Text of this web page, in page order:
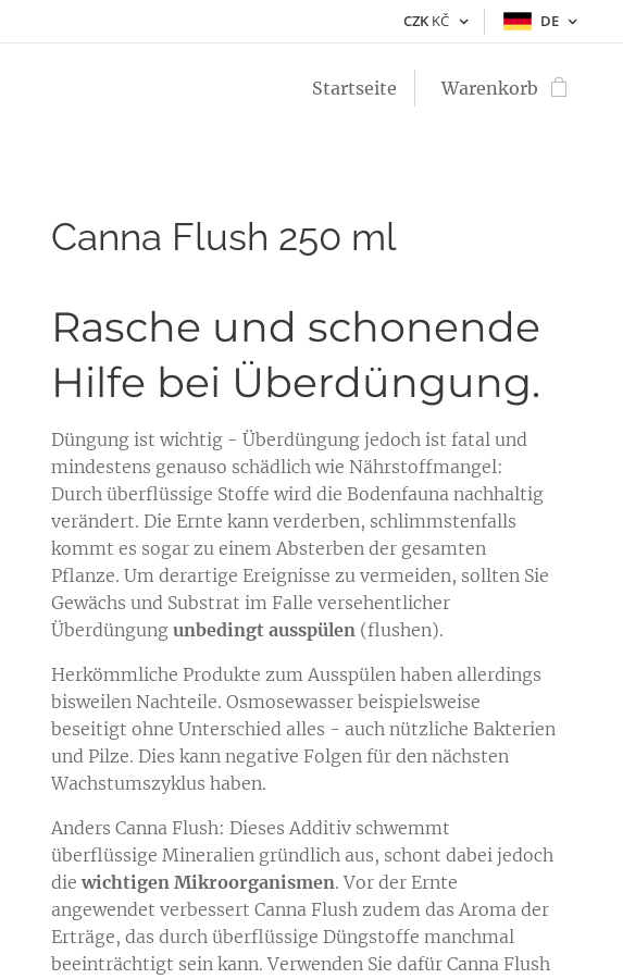
CZK KČ DE
Startseite Warenkorb
Canna Flush 250 ml
Rasche und schonende
Hilfe bei Überdüngung.
Düngung ist wichtig - Überdüngung jedoch ist fatal und
mindestens genauso schädlich wie Nährstoffmangel:
Durch überflüssige Stoffe wird die Bodenfauna nachhaltig
verändert. Die Ernte kann verderben, schlimmstenfalls
kommt es sogar zu einem Absterben der gesamten
Pflanze. Um derartige Ereignisse zu vermeiden, sollten Sie
Gewächs und Substrat im Falle versehentlicher
Überdüngungunbedingt ausspülen (flushen).
Herkömmliche Produkte zum Ausspülen haben allerdings
bisweilen Nachteile. Osmosewasser beispielsweise
beseitigt ohne Unterschied alles - auch nützliche Bakterien
und Pilze. Dies kann negative Folgen für den nächsten
Wachstumszyklus haben.
Anders Canna Flush: Dieses Additiv schwemmt
überflüssige Mineralien gründlich aus, schont dabei jedoch
diewichtigen Mikroorganismen. Vor der Ernte
angewendet verbessert Canna Flush zudem das Aroma der
Erträge, das durch überflüssige Düngstoffe manchmal
beeinträchtigt sein kann. Verwenden Sie dafür Canna Flush